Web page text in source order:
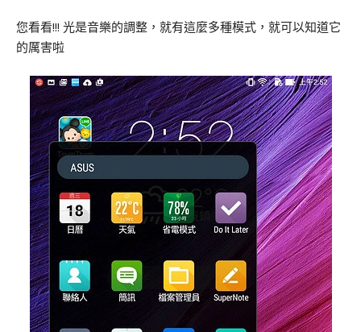
您看看!!! 光是音樂的調整，就有這麼多種模式，就可以知道它
的厲害啦